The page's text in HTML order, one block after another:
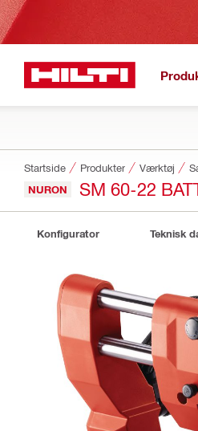
Startside Produkter Værktøj
NURON SM 60-22
Konfigurator Teknisk